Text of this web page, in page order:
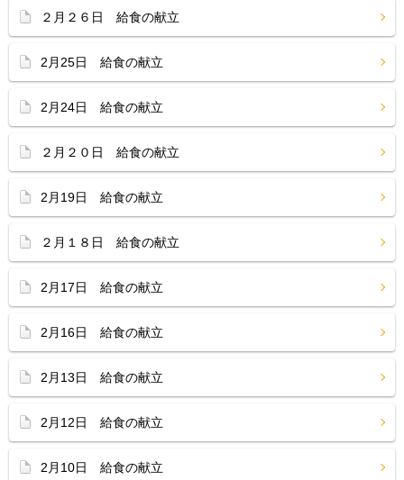
２月２６日 給食の献立
2月25日 給食の献立
2月24日 給食の献立
２月２０日 給食の献立
2月19日 給食の献立
２月１８日 給食の献立
2月17日 給食の献立
2月16日 給食の献立
2月13日 給食の献立
2月12日 給食の献立
2月10日 給食の献立